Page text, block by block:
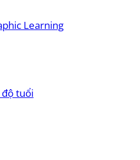
Learning
tuổi